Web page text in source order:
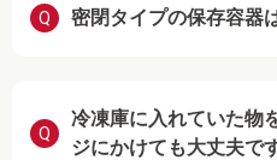
Q 密閉タイプの保存容器
Q
冷凍庫に入れていた物
ジにかけても大丈夫で